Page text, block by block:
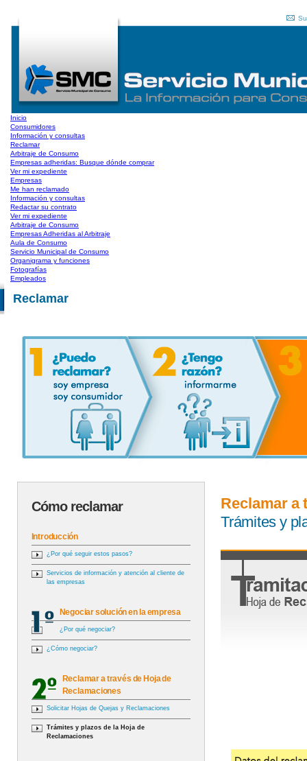
Inicio
Consumidores
Información y consultas
Reclamar
Arbitraje de Consumo
Empresas adheridas: Busque dónde comprar
Ver mi expediente
Empresas
Me han reclamado
Información y consultas
Redactar su contrato
Ver mi expediente
Arbitraje de Consumo
Empresas Adheridas al Arbitraje
Aula de Consumo
Servicio Municipal de Consumo
Organigrama y funciones
Fotografías
Empleados
Reclamar
Cómo reclamar
Introducción
¿Por qué seguir estos pasos?
Servicios de información y atención al cliente de
las empresas
Negociar solución en la empresa
¿Por qué negociar?
¿Cómo negociar?
Reclamar a través de Hoja de
Reclamaciones
Solicitar Hojas de Quejas y Reclamaciones
Trámites y plazos de la Hoja de
Reclamaciones
Reclamar a
Trámites y